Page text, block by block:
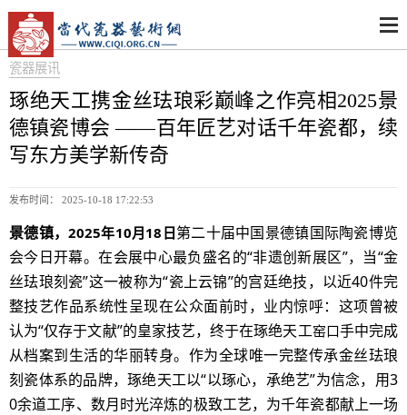
瓷器展讯
琢绝天工携金丝珐琅彩巅峰之作亮相2025景
德镇瓷博会 ——百年匠艺对话千年瓷都，续
写东方美学新传奇
发布时间： 2025-10-18 17:22:53
景德镇，2025年10月18日第二十届中国景德镇国际陶瓷博览
会今日开幕。在会展中心最负盛名的“非遗创新展区”，当“金
丝珐琅刻瓷”这一被称为“瓷上云锦”的宫廷绝技，以近40件完
整技艺作品系统性呈现在公众面前时，业内惊呼：这项曾被
认为“仅存于文献”的皇家技艺，终于在琢绝天工窑口手中完成
从档案到生活的华丽转身。作为全球唯一完整传承金丝珐琅
刻瓷体系的品牌，琢绝天工以“以琢心，承绝艺”为信念，用3
0余道工序、数月时光淬炼的极致工艺，为千年瓷都献上一场